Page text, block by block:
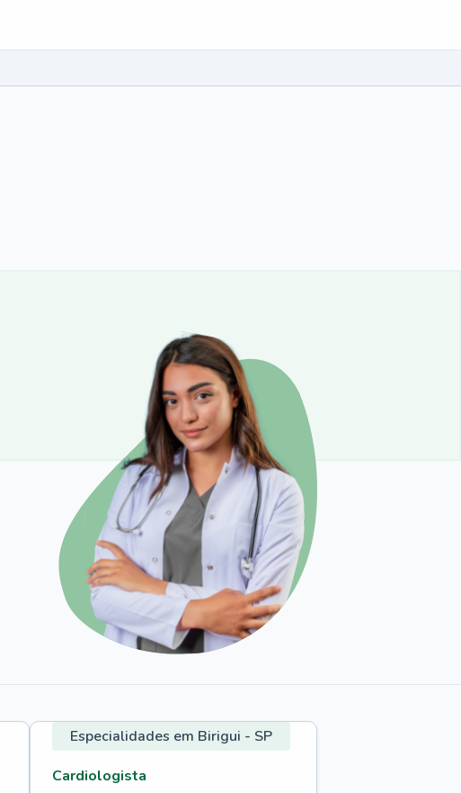
Especialidades em Birigui - SP
Cardiologista